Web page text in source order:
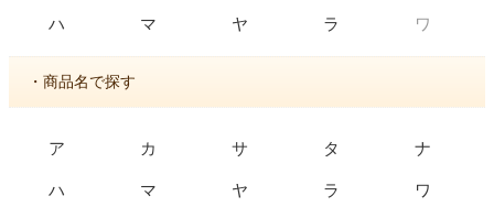
ハ マ ヤ ラ ワ
・商品名で探す
ア カ サ タ ナ
ハ マ ヤ ラ ワ